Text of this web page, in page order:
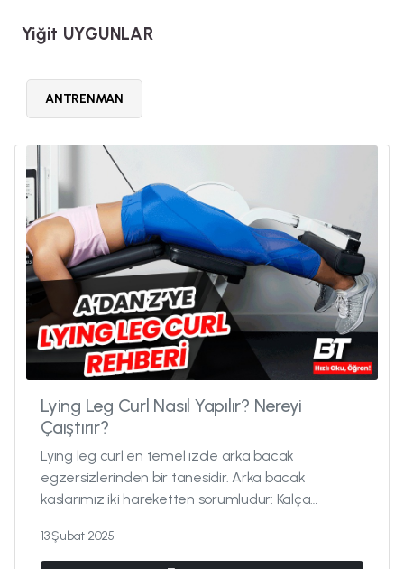
Yiğit UYGUNLAR
ANTRENMAN
Lying Leg Curl Nasıl Yapılır? Nereyi
Çaıştırır?
Lying leg curl en temel izole arka bacak
egzersizlerinden bir tanesidir. Arka bacak
kaslarımız iki hareketten sorumludur: Kalça
deadlift...
13 Şubat 2025